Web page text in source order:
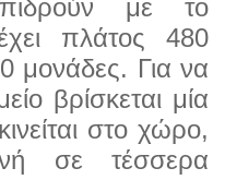
με το
πλάτος 480
μονάδες. Για να
βρίσκεται μία
στο χώρο,
σε τέσσερα